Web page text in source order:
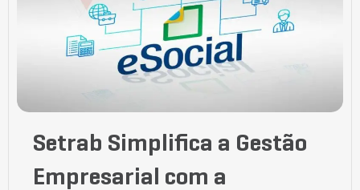
Setrab Simplifica a Gestão
Empresarial com a